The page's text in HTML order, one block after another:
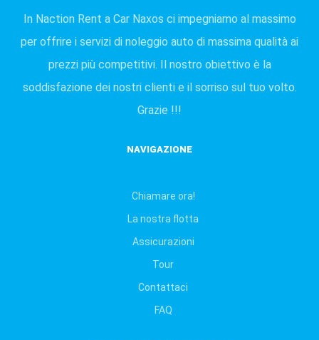
In Naction Rent a Car Naxos ci impegniamo al massimo
per offrire i servizi di noleggio auto di massima qualità ai
prezzi più competitivi. Il nostro obiettivo è la
soddisfazione dei nostri clienti e il sorriso sul tuo volto.
Grazie !!!
ΝAVIGAZIONE
Chiamare ora!
La nostra flotta
Assicurazioni
Tour
Contattaci
FAQ